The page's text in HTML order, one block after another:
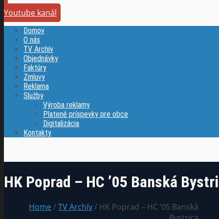
Youtube kanál
Domov
O nás
TV Archív
Objednávky
Faktúry
Zmluvy
Reklama
Služby
Výroba reklamy
Platené príspevky pre obce
Digitalizácia
Kontakty
HK Poprad – HC ’05 Banská
Home/TV Archív/ HK Poprad – HC ’05 Banská